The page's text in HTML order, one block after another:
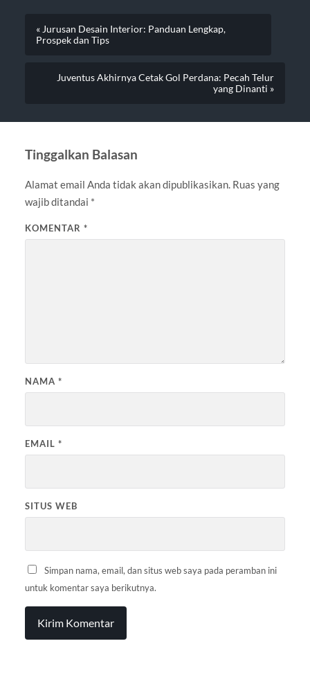
« Jurusan Desain Interior: Panduan Lengkap,
Prospek dan Tips
Juventus Akhirnya Cetak Gol Perdana: Pecah Telur
yang Dinanti »
Tinggalkan Balasan
Alamat email Anda tidak akan dipublikasikan. Ruas yang
wajib ditandai *
KOMENTAR *
NAMA *
EMAIL *
SITUS WEB
Simpan nama, email, dan situs web saya pada peramban ini
untuk komentar saya berikutnya.